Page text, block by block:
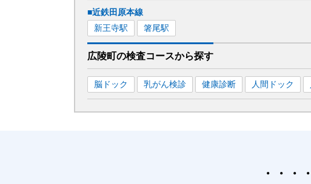
■近鉄田原本線
新王寺駅 箸尾駅
広陵町の検査コースから探す
脳ドック 乳がん検診 健康診断 人間ドック